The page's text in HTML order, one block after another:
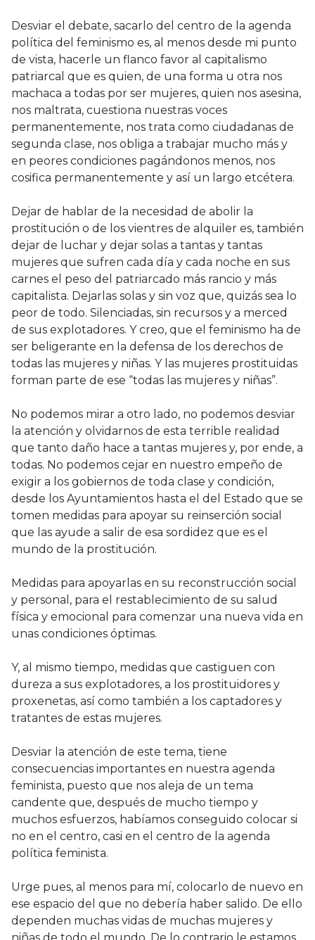
Desviar el debate, sacarlo del centro de la agenda
política del feminismo es, al menos desde mi punto
de vista, hacerle un flanco favor al capitalismo
patriarcal que es quien, de una forma u otra nos
machaca a todas por ser mujeres, quien nos asesina,
nos maltrata, cuestiona nuestras voces
permanentemente, nos trata como ciudadanas de
segunda clase, nos obliga a trabajar mucho más y
en peores condiciones pagándonos menos, nos
cosifica permanentemente y así un largo etcétera.
Dejar de hablar de la necesidad de abolir la
prostitución o de los vientres de alquiler es, también
dejar de luchar y dejar solas a tantas y tantas
mujeres que sufren cada día y cada noche en sus
carnes el peso del patriarcado más rancio y más
capitalista. Dejarlas solas y sin voz que, quizás sea lo
peor de todo. Silenciadas, sin recursos y a merced
de sus explotadores. Y creo, que el feminismo ha de
ser beligerante en la defensa de los derechos de
todas las mujeres y niñas. Y las mujeres prostituidas
forman parte de ese “todas las mujeres y niñas”.
No podemos mirar a otro lado, no podemos desviar
la atención y olvidarnos de esta terrible realidad
que tanto daño hace a tantas mujeres y, por ende, a
todas. No podemos cejar en nuestro empeño de
exigir a los gobiernos de toda clase y condición,
desde los Ayuntamientos hasta el del Estado que se
tomen medidas para apoyar su reinserción social
que las ayude a salir de esa sordidez que es el
mundo de la prostitución.
Medidas para apoyarlas en su reconstrucción social
y personal, para el restablecimiento de su salud
física y emocional para comenzar una nueva vida en
unas condiciones óptimas.
Y, al mismo tiempo, medidas que castiguen con
dureza a sus explotadores, a los prostituidores y
proxenetas, así como también a los captadores y
tratantes de estas mujeres.
Desviar la atención de este tema, tiene
consecuencias importantes en nuestra agenda
feminista, puesto que nos aleja de un tema
candente que, después de mucho tiempo y
muchos esfuerzos, habíamos conseguido colocar si
no en el centro, casi en el centro de la agenda
política feminista.
Urge pues, al menos para mí, colocarlo de nuevo en
ese espacio del que no debería haber salido. De ello
dependen muchas vidas de muchas mujeres y